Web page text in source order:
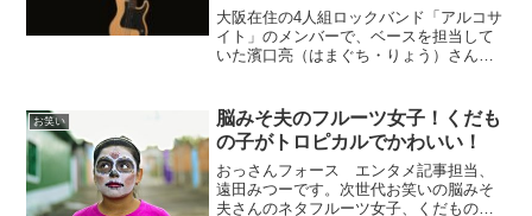
大阪在住の4人組ロックバンド「アルコサ
イト」のメンバーで、ベースを担当して
いた濱口亮（はまぐち・りょう）さん
死亡したのか、その理由も公表されてい
ません。突然の訃報...
お笑い
脳みそ夫のフルーツ女子！くだも
の子がトロピカルでかわいい！
おっさんフォース エンタメ記事担当、
遠田みつーです。次世代お笑いの脳みそ
夫さんのネタフルーツ女子、くだもの子